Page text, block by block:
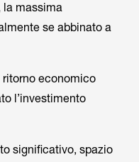
la massima
se abbinato a
ritorno economico
l’investimento
significativo, spazio